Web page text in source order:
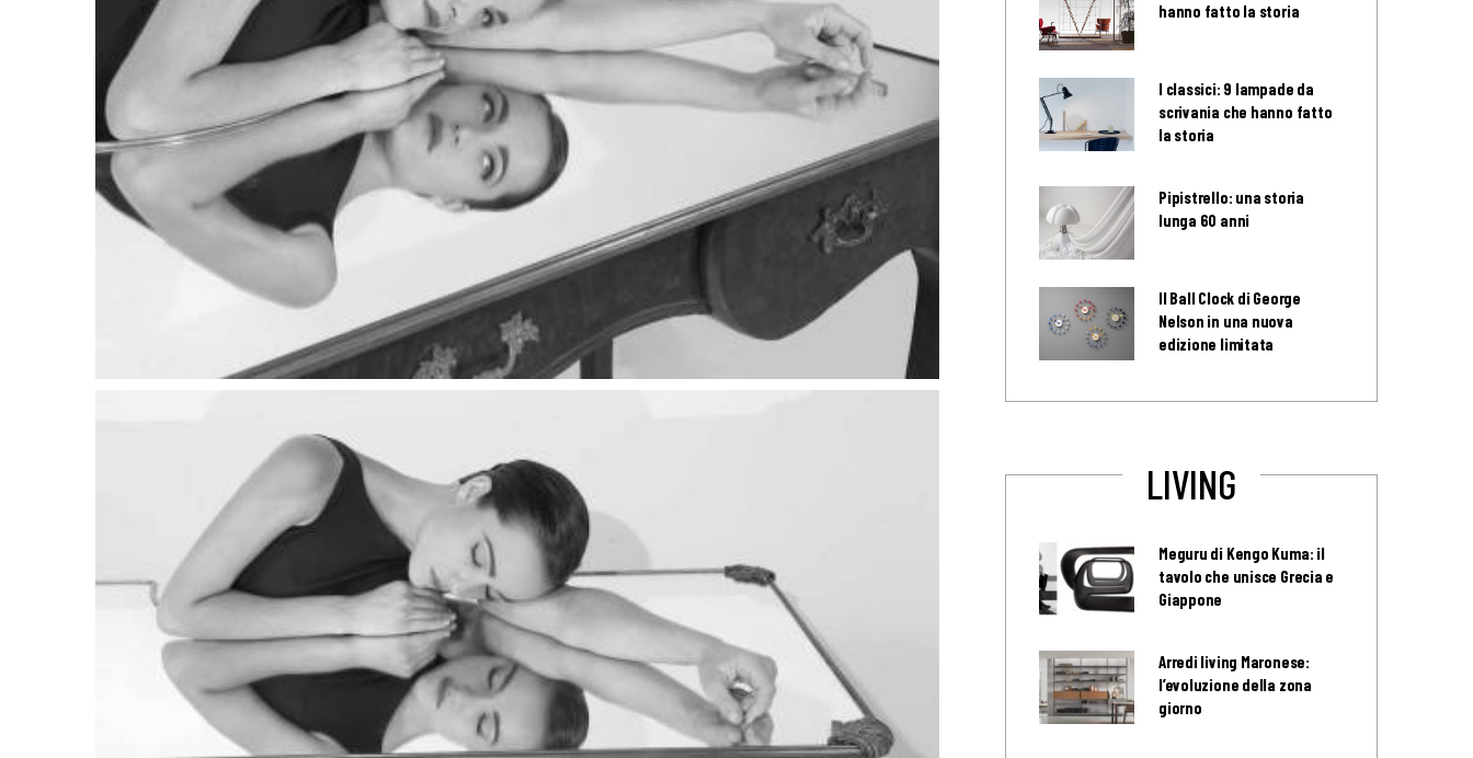
hanno fatto la storia
I classici: 9 lampade da
scrivania che hanno fatto
la storia
Pipistrello: una storia
lunga 60 anni
Il Ball Clock di George
Nelson in una nuova
edizione limitata
LIVING
Meguru di Kengo Kuma: il
tavolo che unisce Grecia e
Giappone
Arredi living Maronese:
l’evoluzione della zona
giorno